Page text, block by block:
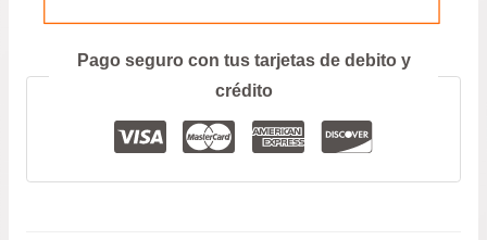
Pago seguro con tus tarjetas de debito y
crédito